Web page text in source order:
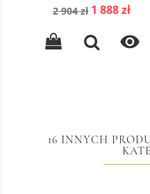
Cena
2 904 zł Cena
1 888 zł

16 INNYCH